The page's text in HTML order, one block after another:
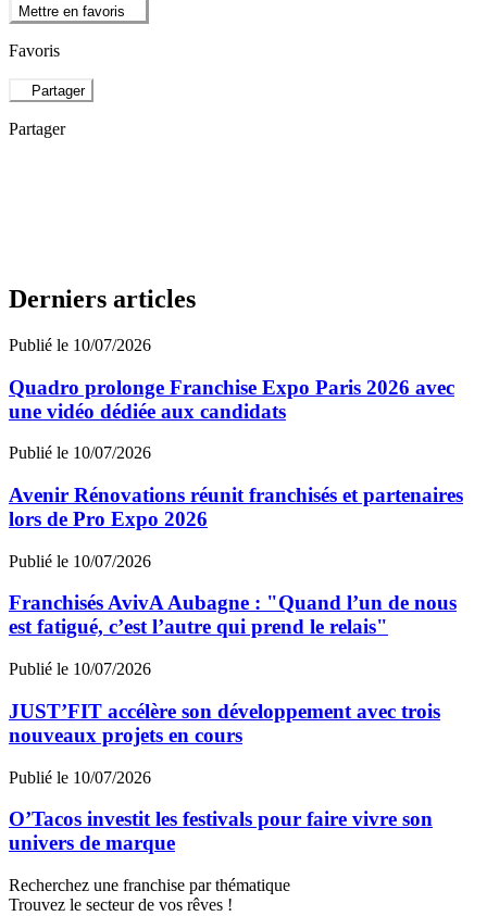
Mettre en favoris
Favoris
Partager
Partager
Derniers articles
Publié le 10/07/2026
Quadro prolonge Franchise Expo Paris 2026 avec
une vidéo dédiée aux candidats
Publié le 10/07/2026
Avenir Rénovations réunit franchisés et partenaires
lors de Pro Expo 2026
Publié le 10/07/2026
Franchisés AvivA Aubagne : "Quand l’un de nous
est fatigué, c’est l’autre qui prend le relais"
Publié le 10/07/2026
JUST’FIT accélère son développement avec trois
nouveaux projets en cours
Publié le 10/07/2026
O’Tacos investit les festivals pour faire vivre son
univers de marque
Recherchez une franchise par thématique
Trouvez le secteur de vos rêves !